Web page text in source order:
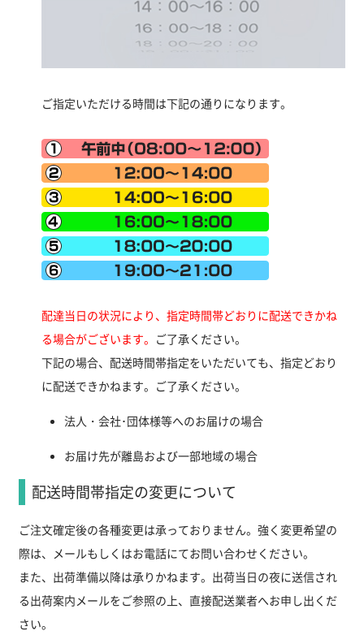
ご指定いただける時間は下記の通りになります。
配達当日の状況により、指定時間帯どおりに配送できかね
る場合がございます。 ご了承ください。
下記の場合、配送時間帯指定をいただいても、指定どおり
に配送できかねます。ご了承ください。
法人・会社･団体様等へのお届けの場合
お届け先が離島および一部地域の場合
配送時間帯指定の変更について
ご注文確定後の各種変更は承っておりません。強く変更希望の
際は、メールもしくはお電話にてお問い合わせください。
また、出荷準備以降は承りかねます。出荷当日の夜に送信され
る出荷案内メールをご参照の上、直接配送業者へお申し出くだ
さい。